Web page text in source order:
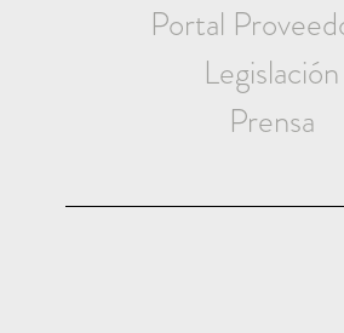
Portal
Legislación
Prensa